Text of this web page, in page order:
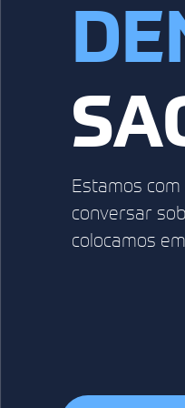
Estamos
conversar
colocamos